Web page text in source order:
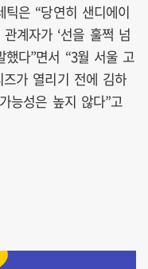
은 “당연히 샌디에이
계자가 ‘선을 훌쩍 넘
했다”면서 “3월 서울 고
가 열리기 전에 김하
능성은 높지 않다”고